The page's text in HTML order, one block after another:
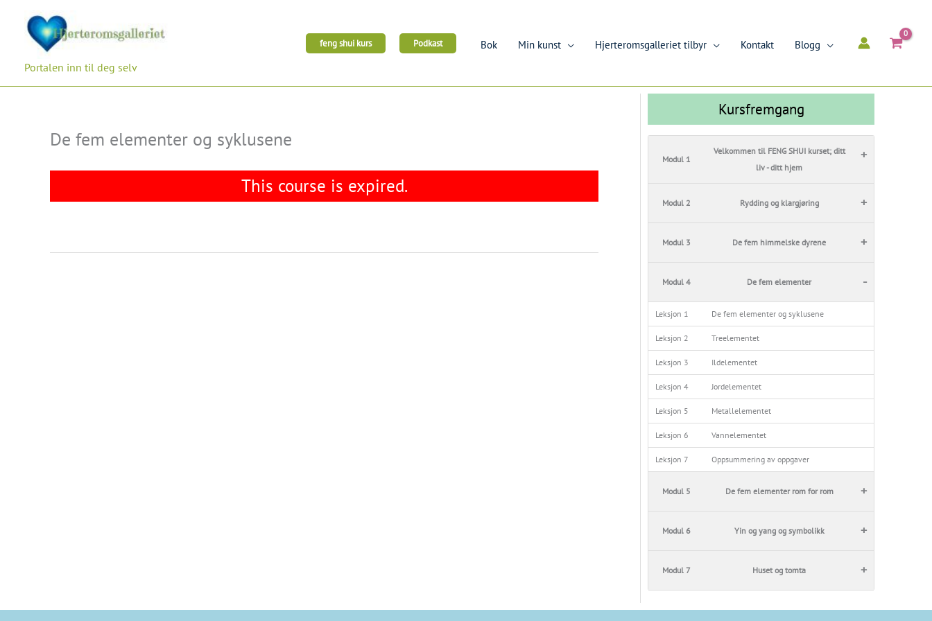
Portalen inn til deg selv
feng shui kurs Podkast Bok Min kunst Hjerteromsgalleriet tilbyr Kontakt Blogg
De fem elementer og syklusene
This course is expired.
Kursfremgang
Modul 1
Velkommen til FENG SHUI kurset; ditt
liv - ditt hjem
+
Modul 2 Rydding og klargjøring +
Modul 3 De fem himmelske dyrene +
Modul 4 De fem elementer -
Leksjon 1 De fem elementer og syklusene
Leksjon 2 Treelementet
Leksjon 3 Ildelementet
Leksjon 4 Jordelementet
Leksjon 5 Metallelementet
Leksjon 6 Vannelementet
Leksjon 7 Oppsummering av oppgaver
Modul 5 De fem elementer rom for rom +
Modul 6 Yin og yang og symbolikk +
Modul 7 Huset og tomta +